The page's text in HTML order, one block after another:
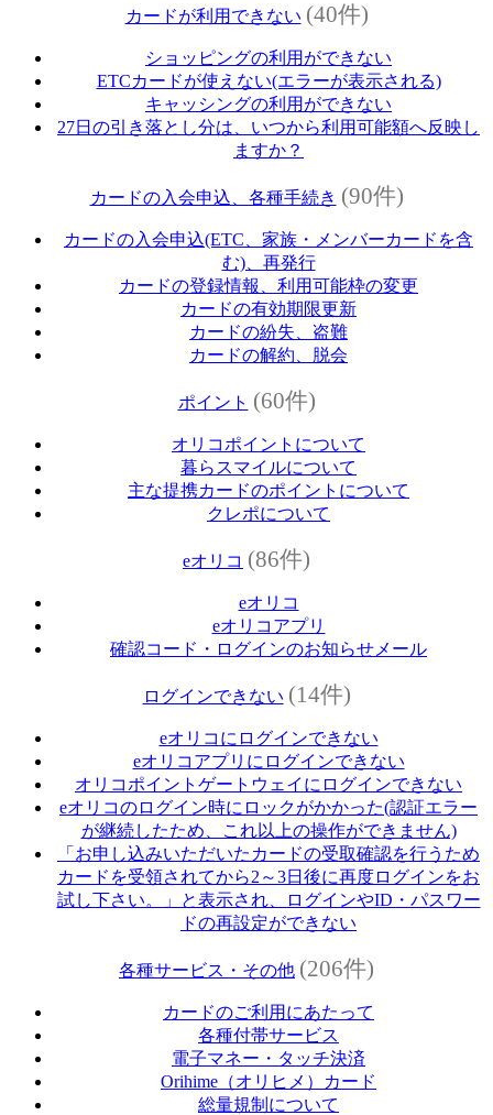
カードが利用できない (40件)
ショッピングの利用ができない
ETCカードが使えない(エラーが表示される)
キャッシングの利用ができない
27日の引き落とし分は、いつから利用可能額へ反映し
ますか？
カードの入会申込、各種手続き (90件)
カードの入会申込(ETC、家族・メンバーカードを含
む)、再発行
カードの登録情報、利用可能枠の変更
カードの有効期限更新
カードの紛失、盗難
カードの解約、脱会
ポイント (60件)
オリコポイントについて
暮らスマイルについて
主な提携カードのポイントについて
クレポについて
eオリコ (86件)
eオリコ
eオリコアプリ
確認コード・ログインのお知らせメール
ログインできない (14件)
eオリコにログインできない
eオリコアプリにログインできない
オリコポイントゲートウェイにログインできない
eオリコのログイン時にロックがかかった(認証エラー
が継続したため、これ以上の操作ができません)
「お申し込みいただいたカードの受取確認を行うため
カードを受領されてから2～3日後に再度ログインをお
試し下さい。」と表示され、ログインやID・パスワー
ドの再設定ができない
各種サービス・その他 (206件)
カードのご利用にあたって
各種付帯サービス
電子マネー・タッチ決済
Orihime（オリヒメ）カード
総量規制について